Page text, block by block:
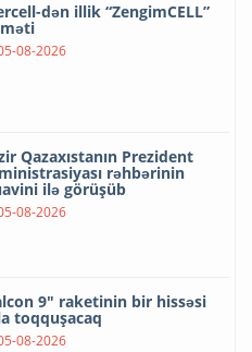
dən illik “ZengimCELL”
08-2026
Qazaxıstanın Prezident
rəhbərinin
ilə görüşüb
08-2026
9" raketinin bir hissəsi
toqquşacaq
08-2026